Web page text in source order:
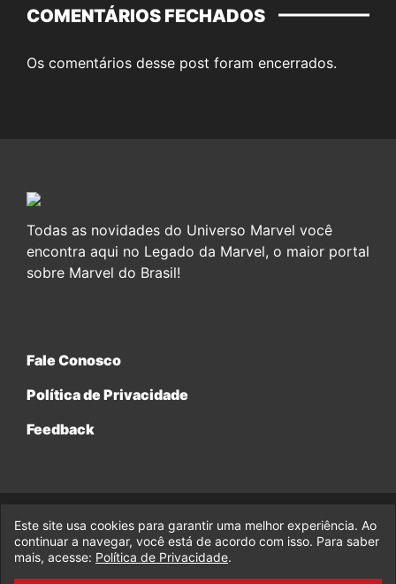
COMENTÁRIOS FECHADOS
Os comentários desse post foram encerrados.
Todas as novidades do Universo Marvel você
encontra aqui no Legado da Marvel, o maior portal
sobre Marvel do Brasil!
Fale Conosco
Política de Privacidade
Feedback
© 2017-2026 Legado da Marvel, uma empresa da Legado
Enterprises.
fabiolobo
Este site usa cookies para garantir uma melhor experiência. Ao
continuar a navegar, você está de acordo com isso. Para saber
mais, acesse: Política de Privacidade.